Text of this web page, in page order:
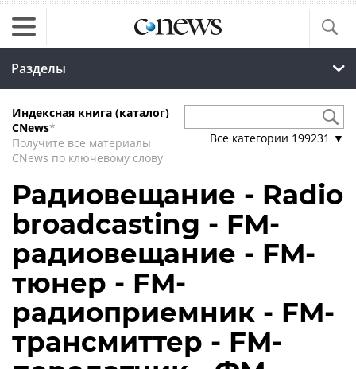
Разделы
Индексная книга (каталог)
CNews*
Получите все материалы
CNews по ключевому слову
Все категории 199231 ▼
Радиовещание - Radio
broadcasting - FM-
радиовещание - FM-
тюнер - FM-
радиоприемник - FM-
трансмиттер - FM-